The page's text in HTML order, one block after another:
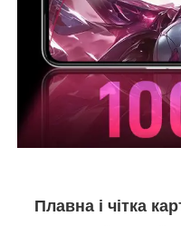
Плавна і чітка